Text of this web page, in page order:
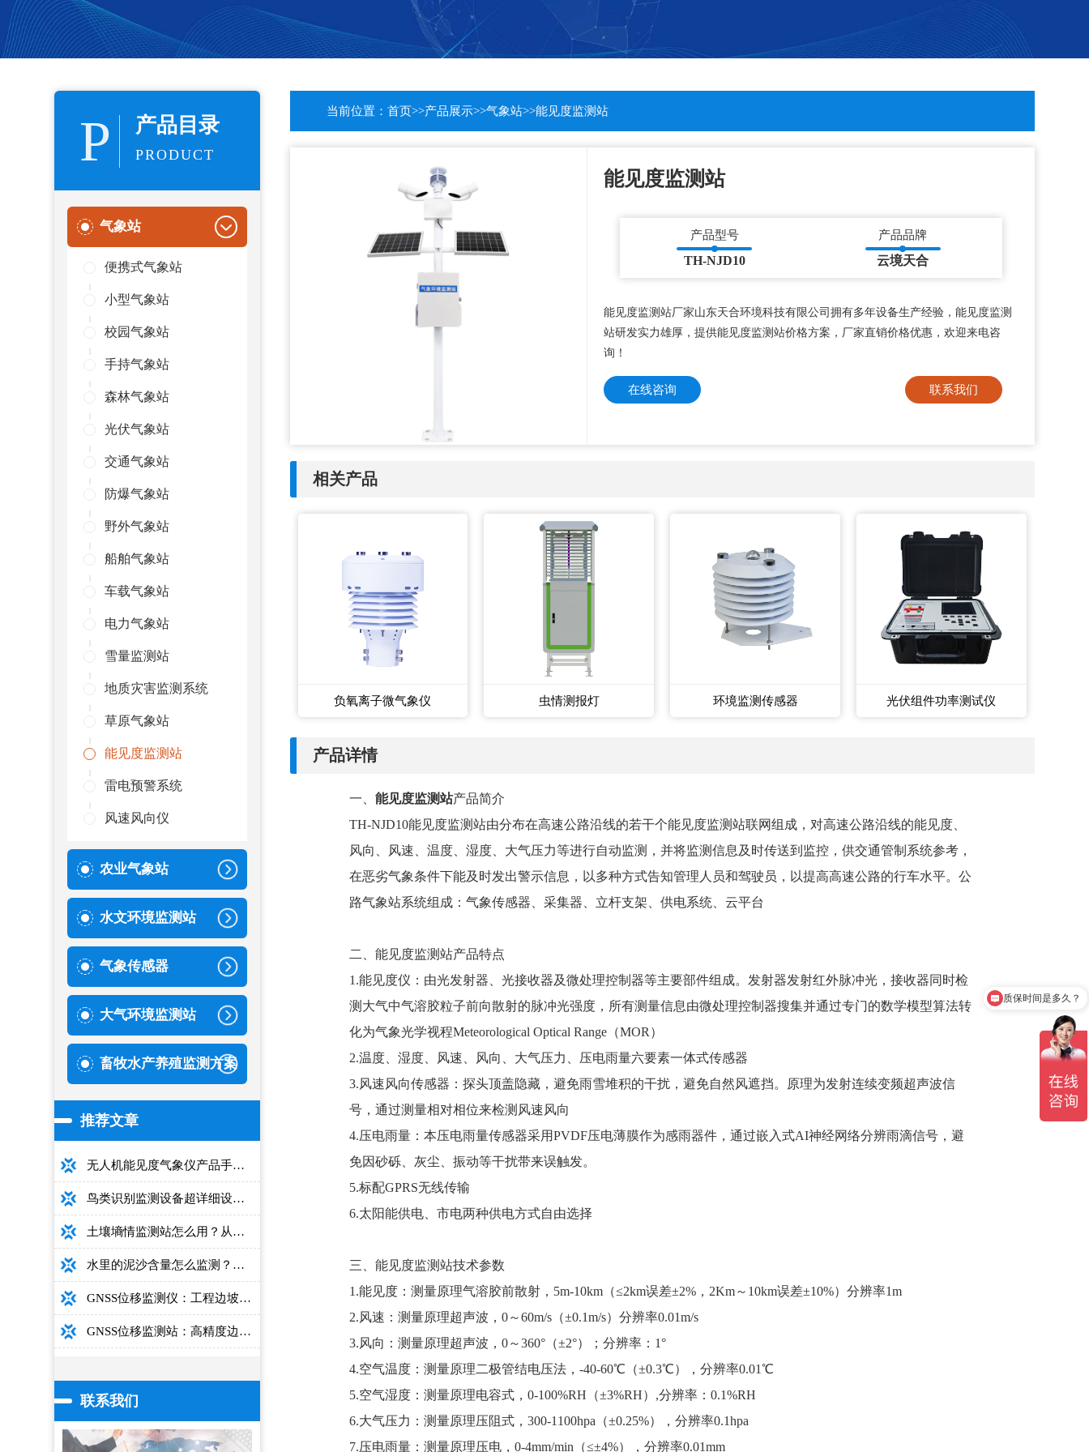
P 产品目录
PRODUCT
气象站
便携式气象站
小型气象站
校园气象站
手持气象站
森林气象站
光伏气象站
交通气象站
防爆气象站
野外气象站
船舶气象站
车载气象站
电力气象站
雪量监测站
地质灾害监测系统
草原气象站
能见度监测站
雷电预警系统
风速风向仪
农业气象站
水文环境监测站
气象传感器
大气环境监测站
畜牧水产养殖监测方案
推荐文章
无人机能见度气象仪产品手册：型号推荐+详细性能参数+对比表+选购指南
鸟类识别监测设备超详细设备选型指南
土壤墒情监测站怎么用？从安装到数据解读的完整操作手册
水里的泥沙含量怎么监测？用这款光电测沙仪超方便！
GNSS位移监测仪：工程边坡毫米级高精度安全监测设备
GNSS位移监测站：高精度边坡大坝桥梁安全监测设备介绍
联系我们
当前位置： 首页>>产品展示>>气象站>>能见度监测站
能见度监测站
产品型号
TH-NJD10
产品品牌
云境天合
能见度监测站厂家山东天合环境科技有限公司拥有多年设备生产经验，能见度监测
站研发实力雄厚，提供能见度监测站价格方案，厂家直销价格优惠，欢迎来电咨
询！
在线咨询 联系我们
相关产品
负氧离子微气象仪 虫情测报灯 环境监测传感器 光伏组件功率测试仪
产品详情
一、能见度监测站产品简介
TH-NJD10能见度监测站由分布在高速公路沿线的若干个能见度监测站联网组成，对高速公路沿线的能见度、
风向、风速、温度、湿度、大气压力等进行自动监测，并将监测信息及时传送到监控，供交通管制系统参考，
在恶劣气象条件下能及时发出警示信息，以多种方式告知管理人员和驾驶员，以提高高速公路的行车水平。公
路气象站系统组成：气象传感器、采集器、立杆支架、供电系统、云平台
二、能见度监测站产品特点
1.能见度仪：由光发射器、光接收器及微处理控制器等主要部件组成。发射器发射红外脉冲光，接收器同时检
测大气中气溶胶粒子前向散射的脉冲光强度，所有测量信息由微处理控制器搜集并通过专门的数学模型算法转
化为气象光学视程Meteorological Optical Range（MOR）
2.温度、湿度、风速、风向、大气压力、压电雨量六要素一体式传感器
3.风速风向传感器：探头顶盖隐藏，避免雨雪堆积的干扰，避免自然风遮挡。原理为发射连续变频超声波信
号，通过测量相对相位来检测风速风向
4.压电雨量：本压电雨量传感器采用PVDF压电薄膜作为感雨器件，通过嵌入式AI神经网络分辨雨滴信号，避
免因砂砾、灰尘、振动等干扰带来误触发。
5.标配GPRS无线传输
6.太阳能供电、市电两种供电方式自由选择
三、能见度监测站技术参数
1.能见度：测量原理气溶胶前散射，5m-10km（≤2km误差±2%，2Km～10km误差±10%）分辨率1m
2.风速：测量原理超声波，0～60m/s（±0.1m/s）分辨率0.01m/s
3.风向：测量原理超声波，0～360°（±2°）；分辨率：1°
4.空气温度：测量原理二极管结电压法，-40-60℃（±0.3℃），分辨率0.01℃
5.空气湿度：测量原理电容式，0-100%RH（±3%RH）,分辨率：0.1%RH
6.大气压力：测量原理压阻式，300-1100hpa（±0.25%），分辨率0.1hpa
7.压电雨量：测量原理压电，0-4mm/min（≤±4%），分辨率0.01mm
质保时间是多久？